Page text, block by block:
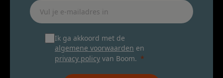
Ik ga akkoord met de
algemene voorwaarden en
privacy policy van Boom.